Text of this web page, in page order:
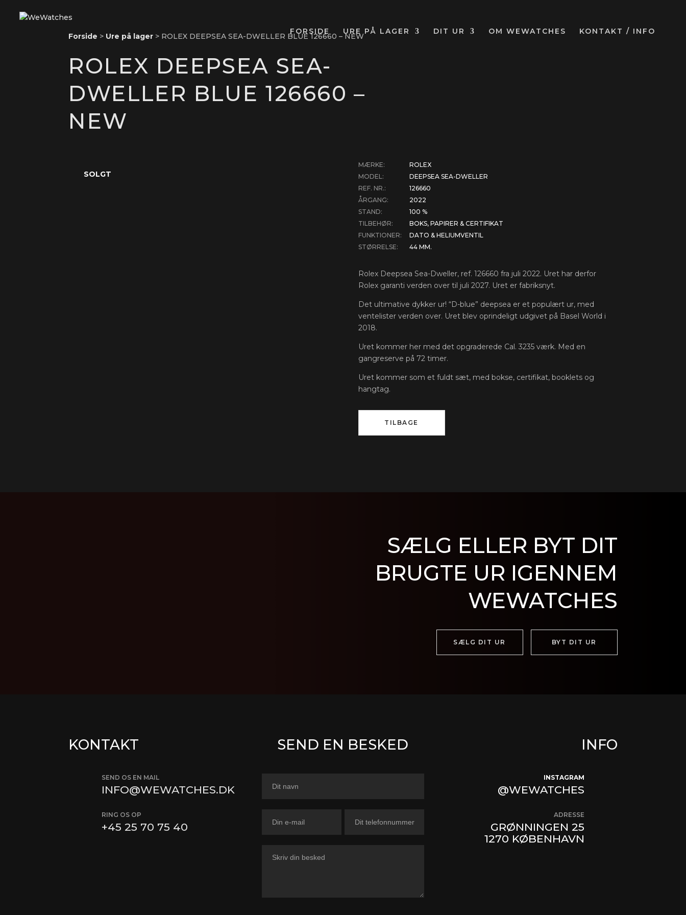
FORSIDE URE PÅ LAGER DIT UR OM WEWATCHES KONTAKT / INFO
Forside > Ure på lager > ROLEX DEEPSEA SEA-DWELLER BLUE 126660 – NEW
ROLEX DEEPSEA SEA-
DWELLER BLUE 126660 –
NEW
SOLGT
MÆRKE:
ROLEX
MODEL:
DEEPSEA SEA-DWELLER
REF. NR.:
126660
ÅRGANG:
2022
STAND:
100 %
TILBEHØR:
BOKS, PAPIRER & CERTIFIKAT
FUNKTIONER:
DATO & HELIUMVENTIL
STØRRELSE:
44 MM.
Rolex Deepsea Sea-Dweller, ref. 126660 fra juli 2022. Uret har derfor
Rolex garanti verden over til juli 2027. Uret er fabriksnyt.
Det ultimative dykker ur! “D-blue” deepsea er et populært ur, med
ventelister verden over. Uret blev oprindeligt udgivet på Basel World i
2018.
Uret kommer her med det opgraderede Cal. 3235 værk. Med en
gangreserve på 72 timer.
Uret kommer som et fuldt sæt, med bokse, certifikat, booklets og
hangtag.
TILBAGE
SÆLG ELLER BYT DIT
BRUGTE UR IGENNEM
WEWATCHES
SÆLG DIT UR BYT DIT UR
KONTAKT
SEND OS EN MAIL
INFO@WEWATCHES.DK
RING OS OP
+4525 70 75 40
SEND EN BESKED INFO
INSTAGRAM
@WEWATCHES
ADRESSE
GRØNNINGEN 25
1270 KØBENHAVN